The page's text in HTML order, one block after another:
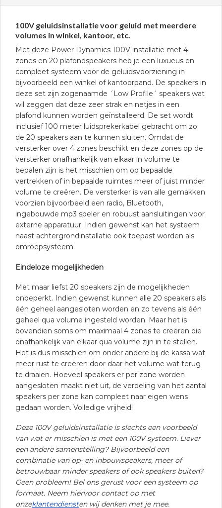
100V geluidsinstallatie voor geluid met meerdere
volumes in winkel, kantoor, etc.
Met deze Power Dynamics 100V installatie met 4-
zones en 20 plafondspeakers heb je een luxueus en
compleet systeem voor de geluidsvoorziening in
bijvoorbeeld een winkel of kantoorpand. De speakers in
deze set zijn zogenaamde ´Low Profile´ speakers wat
wil zeggen dat deze zeer strak en netjes in een
plafond kunnen worden geïnstalleerd. De set wordt
inclusief 100 meter luidsprekerkabel gebracht om zo
de 20 speakers aan te kunnen sluiten. Omdat de
versterker over 4 zones beschikt en deze zones op de
versterker onafhankelijk van elkaar in volume te
bepalen zijn is het misschien om op bepaalde
vertrekken of in bepaalde ruimtes meer of juist minder
volume te creëren. De versterker is van alle gemakken
voorzien bijvoorbeeld een radio, Bluetooth,
ingebouwde mp3 speler en robuust aansluitingen voor
externe apparatuur. Indien gewenst kan het systeem
naast achtergrondinstallatie ook toepast worden als
omroepsysteem.
Eindeloze mogelijkheden
Met maar liefst 20 speakers zijn de mogelijkheden
onbeperkt. Indien gewenst kunnen alle 20 speakers als
één geheel aangesloten worden en zo tevens als één
geheel qua volume ingesteld worden. Maar het is
bovendien soms om maximaal 4 zones te creëren die
onafhankelijk van elkaar qua volume zijn in te stellen.
Het is dus misschien om onder andere bij de kassa wat
meer rust te creëren door daar het volume wat terug
te draaien. Hoeveel speakers er per zone worden
aangesloten maakt niet uit, de verdeling van het aantal
speakers per zone kan compleet naar eigen wens
gedaan worden. Volledige vrijheid!
Deze 100V geluidsinstallatie is slechts een voorbeeld
van wat er misschien is met een 100V systeem. Liever
een andere samenstelling? Bijvoorbeeld een
combinatie van op- en inbouwspeakers, meer of
betrouwbaar minder speakers of ook speakers buiten?
Geen probleem! Bel ons gerust voor een systeem op
formaat. Neem hiervoor contact op met
onzeklantendiensten wij denken met je mee.